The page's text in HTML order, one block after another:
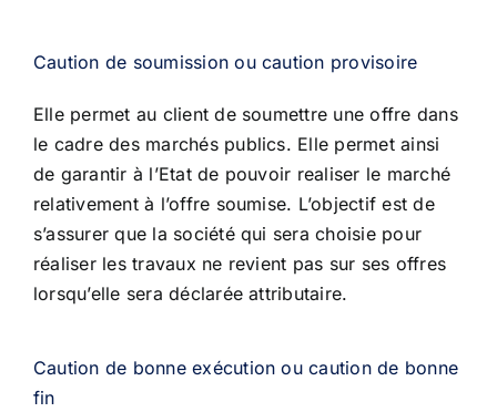
Caution de soumission ou caution provisoire
Elle permet au client de soumettre une offre dans
le cadre des marchés publics. Elle permet ainsi
de garantir à l’Etat de pouvoir realiser le marché
relativement à l’offre soumise. L’objectif est de
s’assurer que la société qui sera choisie pour
réaliser les travaux ne revient pas sur ses offres
lorsqu’elle sera déclarée attributaire.
Caution de bonne exécution ou caution de bonne
fin